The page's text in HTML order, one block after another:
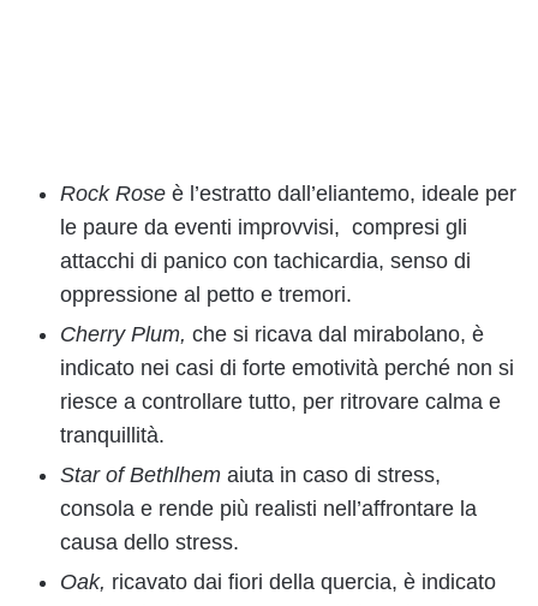
Rock Rose è l’estratto dall’eliantemo, ideale per
le paure da eventi improvvisi, compresi gli
attacchi di panico con tachicardia, senso di
oppressione al petto e tremori.
Cherry Plum, che si ricava dal mirabolano, è
indicato nei casi di forte emotività perché non si
riesce a controllare tutto, per ritrovare calma e
tranquillità.
Star of Bethlhem aiuta in caso di stress,
consola e rende più realisti nell’affrontare la
causa dello stress.
Oak, ricavato dai fiori della quercia, è indicato